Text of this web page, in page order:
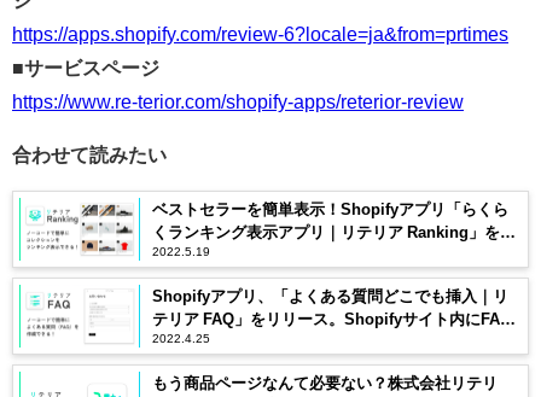
https://apps.shopify.com/review-6?locale=ja&from=prtimes
■サービスページ
https://www.re-terior.com/shopify-apps/reterior-review
合わせて読みたい
ベストセラーを簡単表示！Shopifyアプリ「らくら
くランキング表示アプリ｜リテリア Ranking」をリ
リース
2022.5.19
Shopifyアプリ、「よくある質問どこでも挿入｜リ
テリア FAQ」をリリース。Shopifyサイト内にFAQ
を自由に追加！
2022.4.25
もう商品ページなんて必要ない？株式会社リテリ